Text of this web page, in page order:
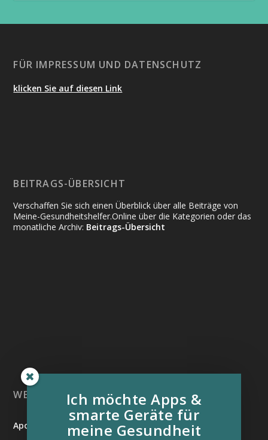
FÜR IMPRESSUM UND DATENSCHUTZ
klicken Sie auf diesen Link
BEITRAGS-ÜBERSICHT
Verschaffen Sie sich einen Überblick über alle Beiträge von
Meine-Gesundheitshelfer.Online über die Kategorien oder das
monatliche Archiv: Beitrags-Übersicht
WEITERE INFORMATIONSQUELLEN:
Apotheken Umschau
Ich möchte Apps &
smarte Geräte für
meine Gesundheit